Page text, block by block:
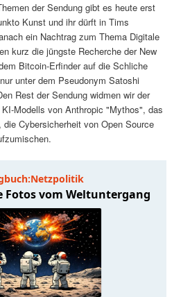
der Sendung gibt es heute erst
Kunst und ihr dürft in Tims
ein Nachtrag zum Thema Digitale
kurz die jüngste Recherche der New
Bitcoin-Erfinder auf die Schliche
unter dem Pseudonym Satoshi
Rest der Sendung widmen wir der
Modells von Anthropic "Mythos", das
Cybersicherheit von Open Source